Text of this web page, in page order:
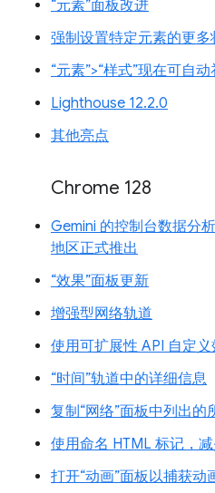
“元素”面板改进
强制设置特定元素的更多
“元素”>“样式”现在可自
Lighthouse 12.2.0
其他亮点
Chrome 128
Gemini 的控制台数据分
地区正式推出
“效果”面板更新
增强型网络轨道
使用可扩展性 API 自定
“时间”轨道中的详细信息
复制“网络”面板中列出的
使用命名 HTML 标记，
打开“动画”面板以捕获